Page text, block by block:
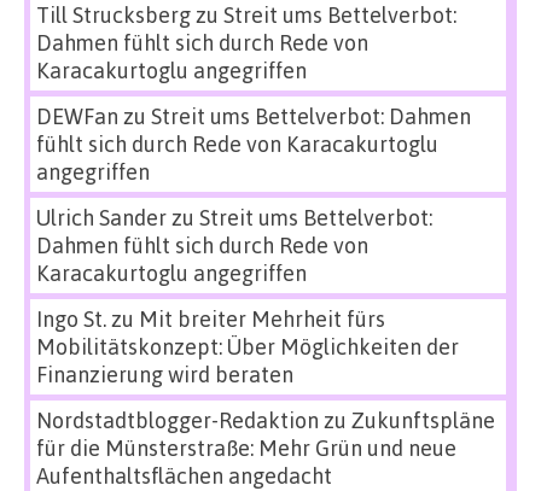
Till Strucksbergzu Streit ums Bettelverbot:
Dahmen fühlt sich durch Rede von
Karacakurtoglu angegriffen
DEWFan zu Streit ums Bettelverbot: Dahmen
fühlt sich durch Rede von Karacakurtoglu
angegriffen
Ulrich Sanderzu Streit ums Bettelverbot:
Dahmen fühlt sich durch Rede von
Karacakurtoglu angegriffen
Ingo St.zu Mit breiter Mehrheit fürs
Mobilitätskonzept: Über Möglichkeiten der
Finanzierung wird beraten
Nordstadtblogger-Redaktion zu Zukunftspläne
für die Münsterstraße: Mehr Grün und neue
Aufenthaltsflächen angedacht